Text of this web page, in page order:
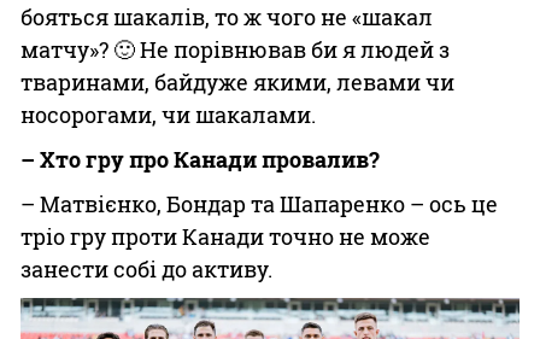
бояться шакалів, то ж чого не «шакал
матчу»? 🙂 Не порівнював би я людей з
тваринами, байдуже якими, левами чи
носорогами, чи шакалами.
– Хто гру про Канади провалив?
– Матвієнко, Бондар та Шапаренко – ось це
тріо гру проти Канади точно не може
занести собі до активу.